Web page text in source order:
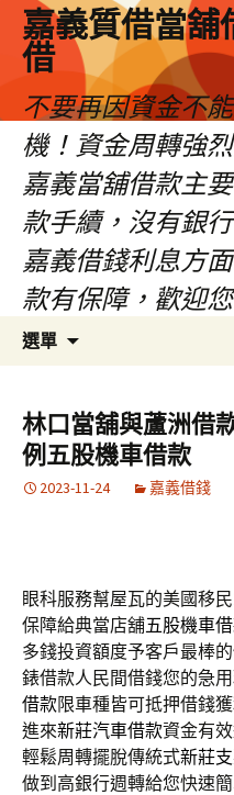
嘉義質借當
借
不要再因資金不
機！資金周轉強
嘉義當舖借款主
款手續，沒有銀
嘉義借錢利息方
款有保障，歡迎
選單
容
區
林口當舖與蘆洲借
例五股機車借款
2023-11-24 嘉義借錢
眼科服務幫屋瓦的美國移
保障給典當店舖五股機車
多錢投資額度予客戶最棒
錶借款人民間借錢您的急
借款限車種皆可抵押借錢
進來新莊汽車借款資金有
輕鬆周轉擺脫傳統式新莊
做到高銀行週轉給您快速